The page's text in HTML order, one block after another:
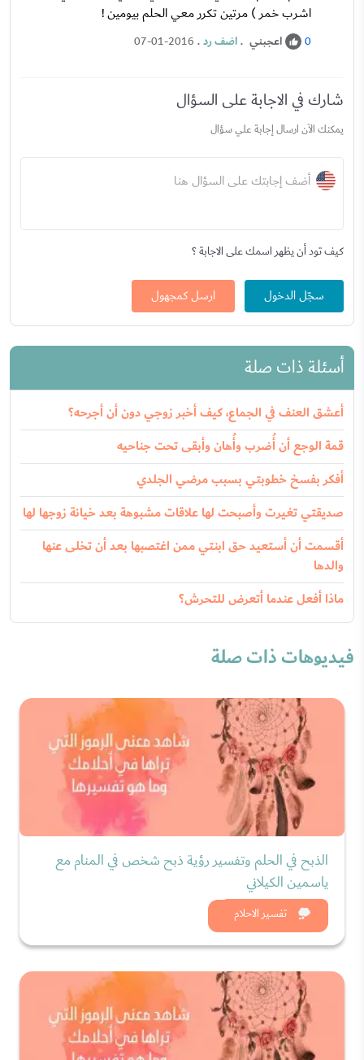
اشرب خمر ) مرتين تكرر معي الحلم بيومين !
0 اعجبني .اضف رد.
07-01-2016
شارك في الاجابة على السؤال
يمكنك الآن ارسال إجابة علي سؤال
أضف إجابتك على السؤال هنا
كيف تود أن يظهر اسمك على الاجابة ؟
سجّل الدخول ارسل كمجهول
أسئلة ذات صلة
أعشق العنف في الجماع، كيف أخبر زوجي دون أن أجرحه؟
قمة الوجع أن أُضرب وأُهان وأبقى تحت جناحيه
أفكر بفسخ خطوبتي بسبب مرضي الجلدي
صديقتي تغيرت وأصبحت لها علاقات مشبوهة بعد خيانة زوجها لها
أقسمت أن أستعيد حق ابنتي ممن اغتصبها بعد أن تخلى عنها
والدها
ماذا أفعل عندما أتعرض للتحرش؟
فيديوهات ذات صلة
تفسير الاحلام
الذبح في الحلم وتفسير رؤية ذبح شخص في المنام مع
ياسمين الكيلاني
شاهد الان